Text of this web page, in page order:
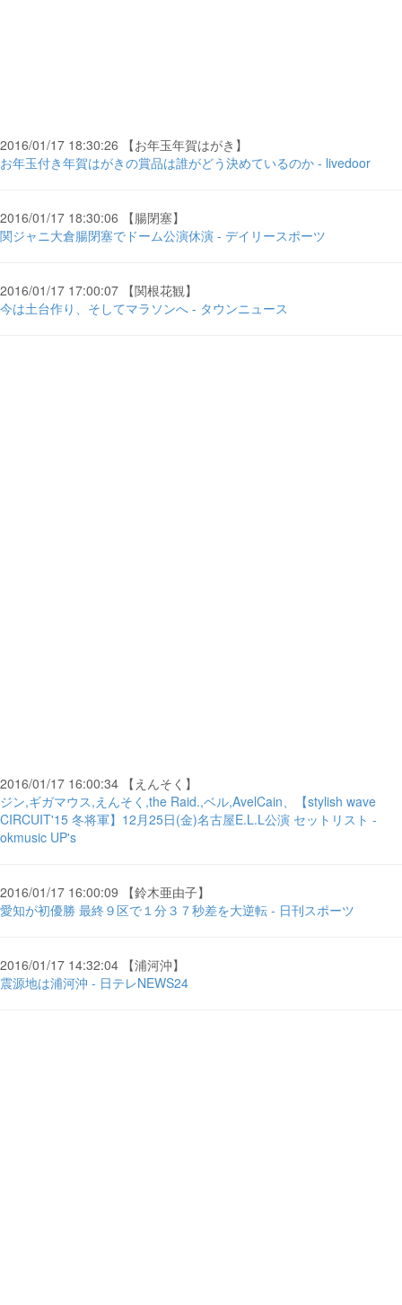
2016/01/17 18:30:26 【お年玉年賀はがき】
お年玉付き年賀はがきの賞品は誰がどう決めているのか - livedoor
2016/01/17 18:30:06 【腸閉塞】
関ジャニ大倉腸閉塞でドーム公演休演 - デイリースポーツ
2016/01/17 17:00:07 【関根花観】
今は土台作り、そしてマラソンへ - タウンニュース
2016/01/17 16:00:34 【えんそく】
ジン,ギガマウス,えんそく,the Raid.,ベル,AvelCain、【stylish wave
CIRCUIT'15 冬将軍】12月25日(金)名古屋E.L.L公演 セットリスト -
okmusic UP's
2016/01/17 16:00:09 【鈴木亜由子】
愛知が初優勝 最終９区で１分３７秒差を大逆転 - 日刊スポーツ
2016/01/17 14:32:04 【浦河沖】
震源地は浦河沖 - 日テレNEWS24